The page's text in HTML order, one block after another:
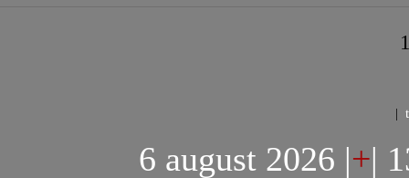
|
6 august 2026 |+|